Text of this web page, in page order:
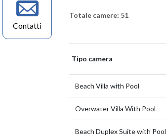
Contatti
Totale camere: 51
Tipo camera
Beach Villa with Pool
Overwater Villa With Pool
Beach Duplex Suite with Pool